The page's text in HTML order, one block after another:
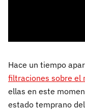
Hace un tiempo
filtraciones sobre el
ellas en este
estado temprano